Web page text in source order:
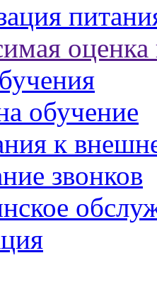
оценка
обучение
к
звонков